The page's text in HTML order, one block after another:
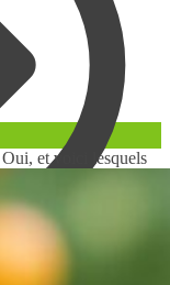
Oui, et voici lesquels